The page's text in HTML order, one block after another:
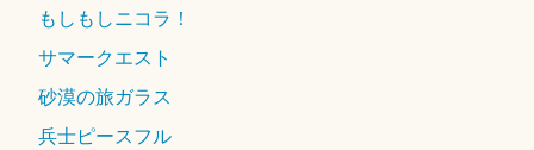
もしもしニコラ！
サマークエスト
砂漠の旅ガラス
兵士ピースフル